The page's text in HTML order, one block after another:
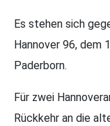
Es stehen sich
Hannover 96, dem
Paderborn.
Für zwei
Rückkehr an die